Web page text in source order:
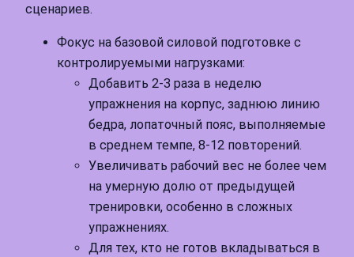
сценариев.
Фокус на базовой силовой подготовке с
контролируемыми нагрузками:
Добавить 2-3 раза в неделю
упражнения на корпус, заднюю линию
бедра, лопаточный пояс, выполняемые
в среднем темпе, 8-12 повторений.
Увеличивать рабочий вес не более чем
на умерную долю от предыдущей
тренировки, особенно в сложных
упражнениях.
Для тех, кто не готов вкладываться в